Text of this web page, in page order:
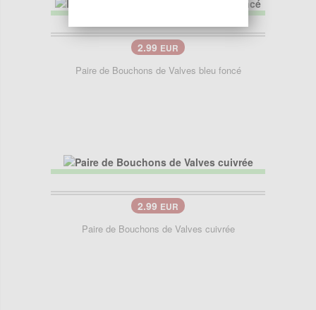
2.99 EUR
Paire de Bouchons de Valves bleu foncé
2.99 EUR
Paire de Bouchons de Valves cuivrée